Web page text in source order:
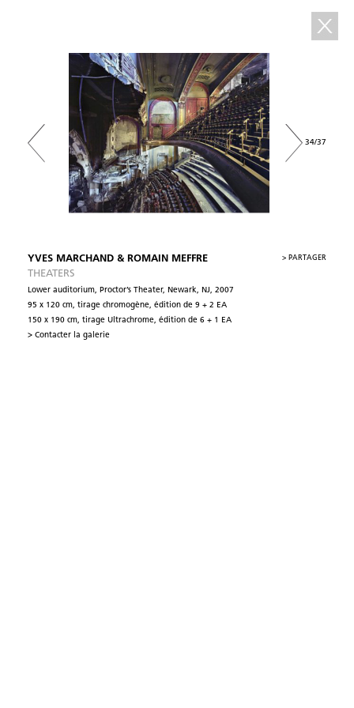
YVES MARCHAND & ROMAIN MEFFRE
THEATERS
Lower auditorium, Proctor’s Theater, Newark, NJ, 2007
95 x 120 cm, tirage chromogène, édition de 9 + 2 EA
150 x 190 cm, tirage Ultrachrome, édition de 6 + 1 EA
> Contacter la galerie
> PARTAGER
34/37